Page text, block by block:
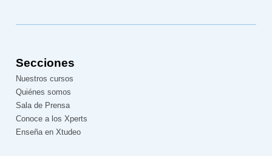
Secciones
Nuestros cursos
Quiénes somos
Sala de Prensa
Conoce a los Xperts
Enseña en Xtudeo